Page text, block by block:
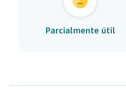
Parcialmente útil